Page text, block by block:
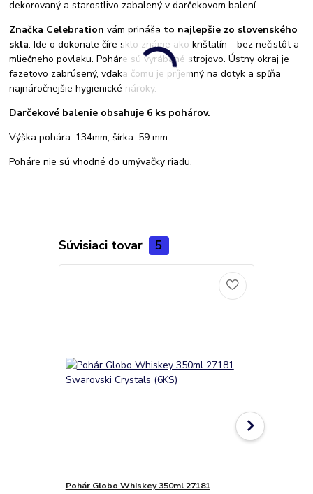
dekorovaný a starostlivo zabalený v darčekovom balení.
Značka Celebration vám prináša to najlepšie zo slovenského
skla. Ide o dokonale číre sklo známe ako krištalín - bez nečistôt a
mliečneho povlaku. Poháre sú vyrábané strojovo. Ústny okraj je
fazetovo zabrúsený, vďaka čomu je príjemný na dotyk a spľňa
najnáročnejšie hygienické nároky.
Darčekové balenie obsahuje 6 ks pohárov.
Výška pohára: 134mm, šírka: 59 mm
Poháre nie sú vhodné do umývačky riadu.
Súvisiaci tovar 5
Pohár Globo Whiskey 350ml 27181